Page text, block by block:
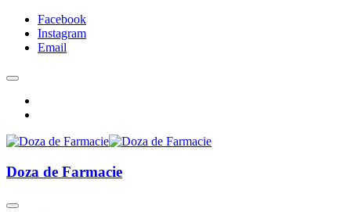
Facebook
Instagram
Email
Doza de Farmacie